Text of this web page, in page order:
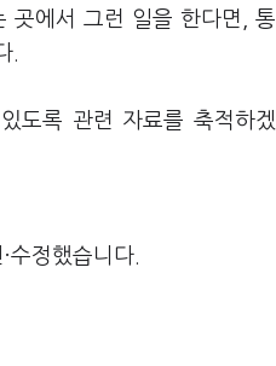
곳에서 그런 일을 한다면, 통
.
도록 관련 자료를 축적하겠
정했습니다.